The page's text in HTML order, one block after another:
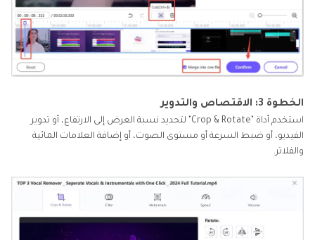
الخطوة 3: الاقتصاص والتدوير
استخدم أداة "Crop & Rotate" لتحديد نسبة العرض إلى الارتفاع، أو تدوير
الفيديو، أو ضبط السرعة أو مستوى الصوت، أو إضافة العلامات المائية
والفلاتر.